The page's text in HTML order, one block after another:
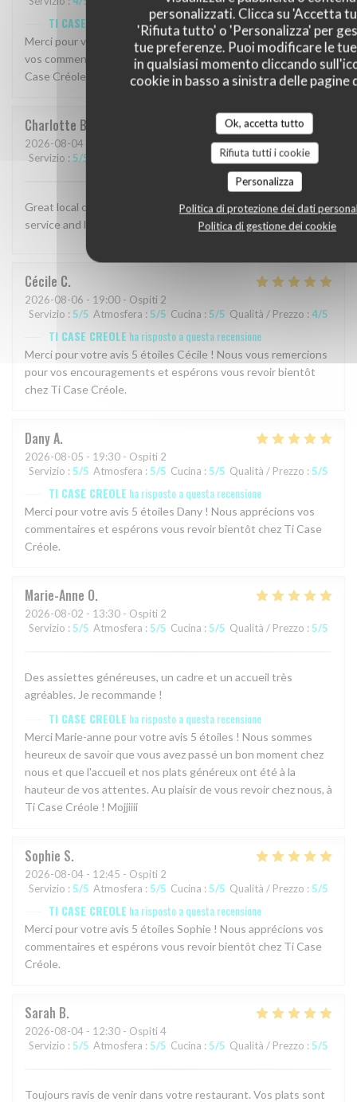
personalizzati. Clicca su 'Accetta
'Rifiuta tutto' o 'Personalizza' per
tue preferenze. Puoi modificare le
in qualsiasi momento cliccando
cookie in basso a sinistra delle pagine
Ok, accetta tutto
Rifiuta tutti i cookie
Personalizza
Politica di protezione dei dati
Politica di gestione dei cookie
TI CASE CREOLE ha risposto a questa recensione
Merci pour votre avis 5 étoiles Catherine ! Nous apprécions
vos commentaires et espérons vous revoir bientôt chez Ti
Case Créole.
Charlotte B
2026-08-04
Servizio : 5/5 /5 Qualità / Prezzo:
Great local creole restaurant with many specialties. Great
service and laid-back friendly atmosphere with a nice terrace.
Cécile C
2026-08-06 - 19:00 - Ospiti 2
Servizio : 5/5 Atmosfera : 5/5 Cucina : 5/5 Qualità / Prezzo : 4/5
TI CASE CREOLE ha risposto a questa recensione
Merci pour votre avis 5 étoiles Cécile ! Nous vous remercions
pour vos encouragements et espérons vous revoir bientôt
chez Ti Case Créole.
DanyA
2026-08-05 - 19:30 - Ospiti 2
Servizio : 5/5 Atmosfera : 5/5 Cucina : 5/5 Qualità / Prezzo : 5/5
TI CASE CREOLE ha risposto a questa recensione
Merci pour votre avis 5 étoiles Dany ! Nous apprécions vos
commentaires et espérons vous revoir bientôt chez Ti Case
Créole.
Marie-Anne O
2026-08-02 - 13:30 - Ospiti 2
Servizio : 5/5 Atmosfera : 5/5 Cucina : 5/5 Qualità / Prezzo : 5/5
Des assiettes généreuses, un cadre et un accueil très
agréables. Je recommande !
TI CASE CREOLE ha risposto a questa recensione
Merci Marie-anne pour votre avis 5 étoiles ! Nous sommes
heureux de savoir que vous avez passé un bon moment chez
nous et que l'accueil et nos plats généreux ont été à la
hauteur de vos attentes. Au plaisir de vous revoir chez nous, à
Ti Case Créole ! Mojjiiii
Sophie S
2026-08-04 - 12:45 - Ospiti 2
Servizio : 5/5 Atmosfera : 5/5 Cucina : 5/5 Qualità / Prezzo : 5/5
TI CASE CREOLE ha risposto a questa recensione
Merci pour votre avis 5 étoiles Sophie ! Nous apprécions vos
commentaires et espérons vous revoir bientôt chez Ti Case
Créole.
Sarah B
2026-08-04 - 12:30 - Ospiti 4
Servizio : 5/5 Atmosfera : 5/5 Cucina : 5/5 Qualità / Prezzo : 5/5
Toujours ravis de venir dans votre restaurant. Vos plats sont